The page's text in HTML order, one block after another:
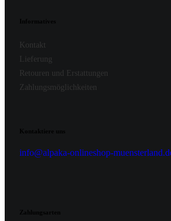
Kontakt
Lieferung
Retouren und Erstattungen
Zahlungsmöglichkeiten
info@alpaka-onlineshop-